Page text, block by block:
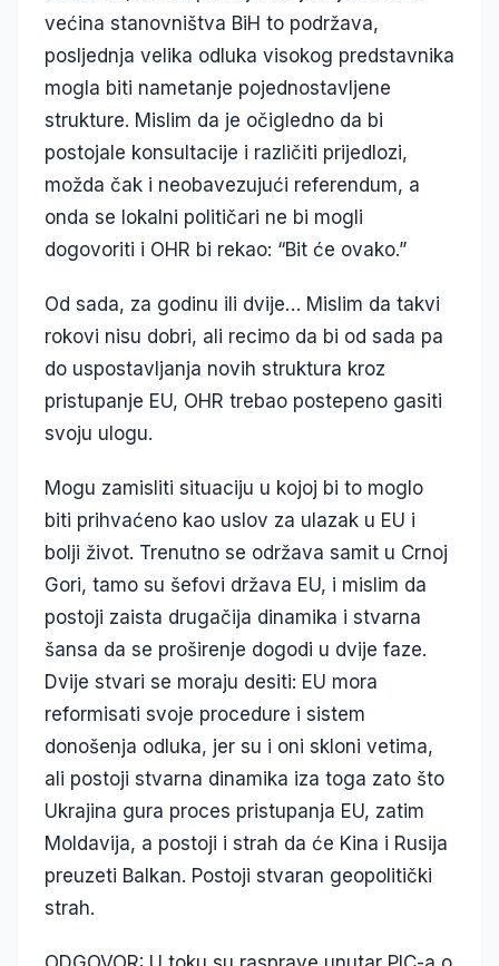
većina stanovništva BiH to podržava,
posljednja velika odluka visokog predstavnika
mogla biti nametanje pojednostavljene
strukture. Mislim da je očigledno da bi
postojale konsultacije i različiti prijedlozi,
možda čak i neobavezujući referendum, a
onda se lokalni političari ne bi mogli
dogovoriti i OHR bi rekao: “Bit će ovako.”
Od sada, za godinu ili dvije… Mislim da takvi
rokovi nisu dobri, ali recimo da bi od sada pa
do uspostavljanja novih struktura kroz
pristupanje EU, OHR trebao postepeno gasiti
svoju ulogu.
Mogu zamisliti situaciju u kojoj bi to moglo
biti prihvaćeno kao uslov za ulazak u EU i
bolji život. Trenutno se održava samit u Crnoj
Gori, tamo su šefovi država EU, i mislim da
postoji zaista drugačija dinamika i stvarna
šansa da se proširenje dogodi u dvije faze.
Dvije stvari se moraju desiti: EU mora
reformisati svoje procedure i sistem
donošenja odluka, jer su i oni skloni vetima,
ali postoji stvarna dinamika iza toga zato što
Ukrajina gura proces pristupanja EU, zatim
Moldavija, a postoji i strah da će Kina i Rusija
preuzeti Balkan. Postoji stvaran geopolitički
strah.